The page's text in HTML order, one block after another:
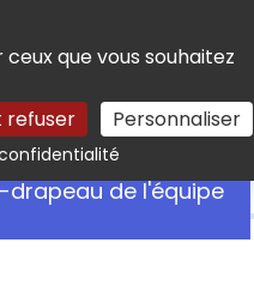
que vous souhaitez
refuser Personnaliser
Rechercher
drapeau de l'équipe